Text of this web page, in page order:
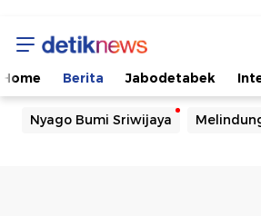
Home Berita Jabodetabek
Nyago Bumi Sriwijaya